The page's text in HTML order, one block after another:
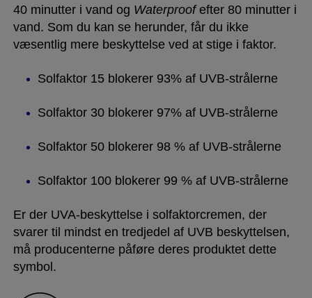
40 minutter i vand og Waterproofefter 80 minutter i
vand. Som du kan se herunder, får du ikke
væsentlig mere beskyttelse ved at stige i faktor.
Solfaktor 15 blokerer 93% af UVB-strålerne
Solfaktor 30 blokerer 97% af UVB-strålerne
Solfaktor 50 blokerer 98 % af UVB-strålerne
Solfaktor 100 blokerer 99 % af UVB-strålerne
Er der UVA-beskyttelse i solfaktorcremen, der
svarer til mindst en tredjedel af UVB beskyttelsen,
må producenterne påføre deres produktet dette
symbol.